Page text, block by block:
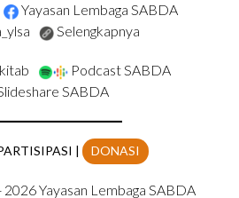
Yayasan Lembaga SABDA
Selengkapnya
Podcast SABDA
SABDA
| DONASI
2026Yayasan Lembaga SABDA